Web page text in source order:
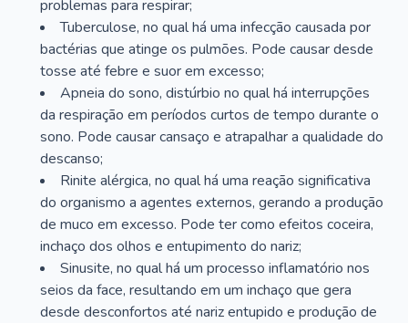
problemas para respirar;
Tuberculose, no qual há uma infecção causada por
bactérias que atinge os pulmões. Pode causar desde
tosse até febre e suor em excesso;
Apneia do sono, distúrbio no qual há interrupções
da respiração em períodos curtos de tempo durante o
sono. Pode causar cansaço e atrapalhar a qualidade do
descanso;
Rinite alérgica, no qual há uma reação significativa
do organismo a agentes externos, gerando a produção
de muco em excesso. Pode ter como efeitos coceira,
inchaço dos olhos e entupimento do nariz;
Sinusite, no qual há um processo inflamatório nos
seios da face, resultando em um inchaço que gera
desde desconfortos até nariz entupido e produção de